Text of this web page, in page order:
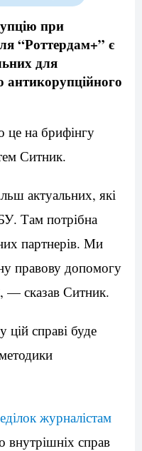
при
“Роттердам+” є
для
антикорупційного
це на брифінгу
Ситник.
актуальних, які
Там потрібна
партнерів. Ми
правову допомогу
— сказав Ситник.
цій справі буде
журналістам
внутрішніх справ